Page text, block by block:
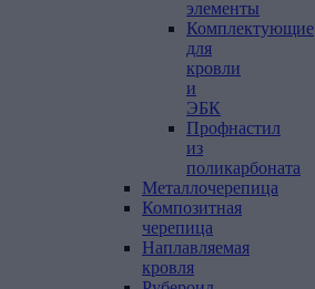
элементы
Комплектующие
для
кровли
и
ЭБК
Профнастил
из
поликарбоната
Металлочерепица
Композитная
черепица
Наплавляемая
кровля